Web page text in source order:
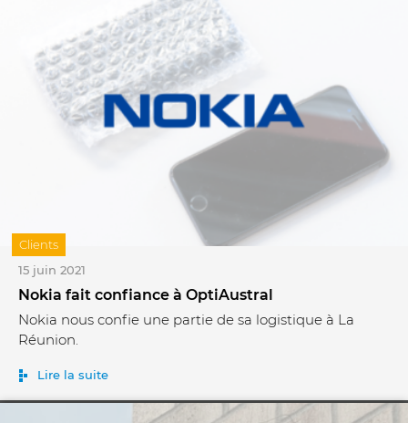
15 juin 2021
Nokia fait confiance à OptiAustral
Nokia nous confie une partie de sa logistique à La
Réunion.
Lire la suite
Clients